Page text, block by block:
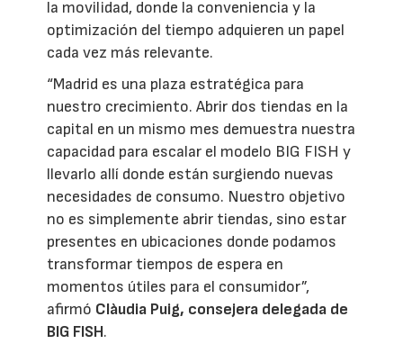
la movilidad, donde la conveniencia y la
optimización del tiempo adquieren un papel
cada vez más relevante.
“Madrid es una plaza estratégica para
nuestro crecimiento. Abrir dos tiendas en la
capital en un mismo mes demuestra nuestra
capacidad para escalar el modelo BIG FISH y
llevarlo allí donde están surgiendo nuevas
necesidades de consumo. Nuestro objetivo
no es simplemente abrir tiendas, sino estar
presentes en ubicaciones donde podamos
transformar tiempos de espera en
momentos útiles para el consumidor”,
afirmó Clàudia Puig, consejera delegada de
BIG FISH.